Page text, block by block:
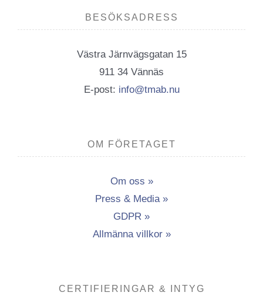
BESÖKSADRESS
Västra Järnvägsgatan 15
911 34 Vännäs
E-post: info@tmab.nu
OM FÖRETAGET
Om oss »
Press & Media »
GDPR »
Allmänna villkor »
CERTIFIERINGAR & INTYG